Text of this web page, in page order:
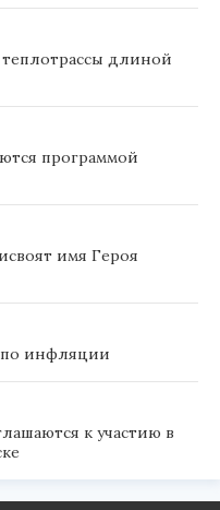
длиной
программой
имя Героя
по инфляции
к участию в